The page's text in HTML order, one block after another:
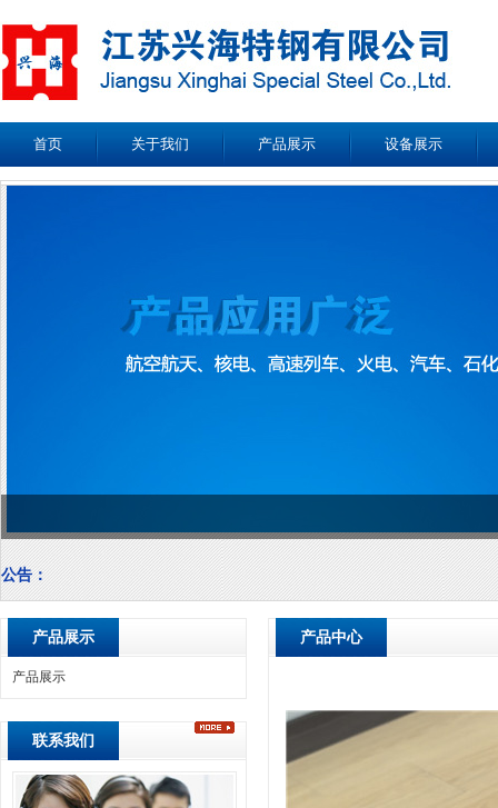
首页 关于我们 产品展示 设备展示
公告：
产品展示
产品展示
联系我们
产品中心